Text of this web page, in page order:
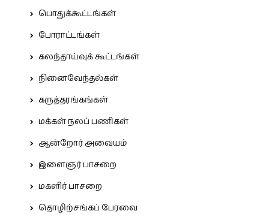
பொதுக்கூட்டங்கள்
போராட்டங்கள்
கலந்தாய்வுக் கூட்டங்கள்
நினைவேந்தல்கள்
கருத்தரங்கங்கள்
மக்கள் நலப் பணிகள்
ஆன்றோர் அவையம்
இளைஞர் பாசறை
மகளிர் பாசறை
தொழிற்சங்கப் பேரவை